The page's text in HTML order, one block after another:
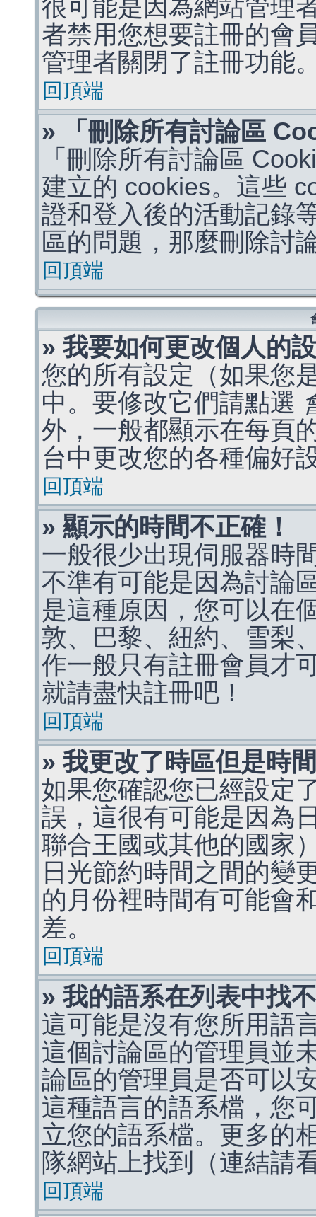
很可能是因為網站管理
者禁用您想要註冊的會
管理者關閉了註冊功能
回頂端
» 「刪除所有討論區
「刪除所有討論區
建立的 cookies。這些
證和登入後的活動記錄
區的問題，那麼刪除討
回頂端
» 我要如何更改個人的
您的所有設定（如果您
中。要修改它們請點選
外，一般都顯示在每頁
台中更改您的各種偏好
回頂端
» 顯示的時間不正確！
一般很少出現伺服器時
不準有可能是因為討論
是這種原因，您可以在
敦、巴黎、紐約、雪梨
作一般只有註冊會員才
就請盡快註冊吧！
回頂端
» 我更改了時區但是時
如果您確認您已經設定
誤，這很有可能是因為
聯合王國或其他的國家
日光節約時間之間的變
的月份裡時間有可能會
差。
回頂端
» 我的語系在列表中找
這可能是沒有您所用語
這個討論區的管理員並
論區的管理員是否可以
這種語言的語系檔，您
立您的語系檔。更多的
隊網站上找到（連結請
回頂端